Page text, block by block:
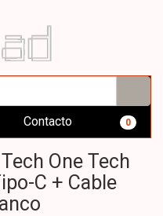
Contacto 0
One Tech
C + Cable